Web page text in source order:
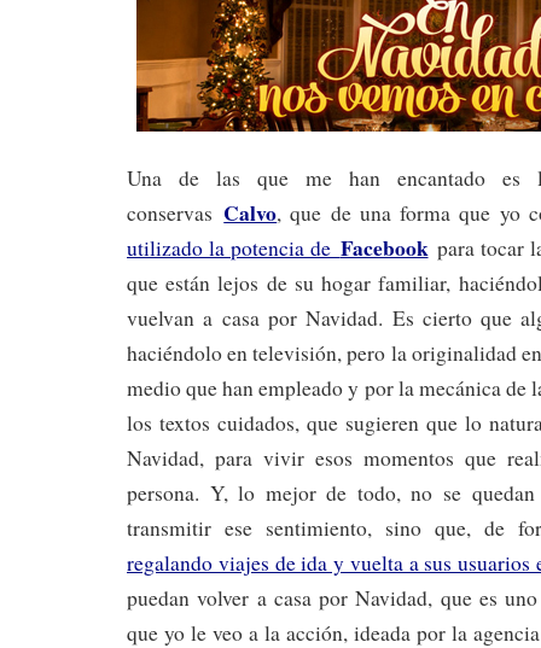
Una de las que me han encantado
conservas Calvo, que de una forma que yo
utilizado la potencia de Facebookpara tocar
que están lejos de su hogar familiar,
vuelvan a casa por Navidad. Es cierto que
haciéndolo en televisión, pero la originalidad
medio que han empleado y por la mecánica de
los textos cuidados, que sugieren que lo
Navidad, para vivir esos momentos que
persona. Y, lo mejor de todo, no se
transmitir ese sentimiento, sino que, de
regalando viajes de ida y vuelta a sus usuarios
puedan volver a casa por Navidad, que es
que yo le veo a la acción, ideada por la